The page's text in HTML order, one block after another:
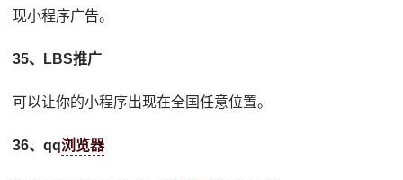
现小程序广告。
35、LBS推广
可以让你的小程序出现在全国任意位置。
36、qq浏览器